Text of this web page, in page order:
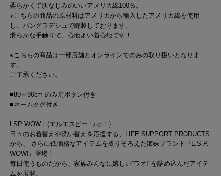
柔らかくて肌なじみのいいアメリカ綿100％。
※こちらの商品の原材料はアメリカから輸入したアメリカ綿を使用
し、バングラデシュで縫製しております。
滑らかな手触りで、心地よい着心地です！
※こちらの商品は一部店舗とオンラインでのみの取り扱いとなりま
す。
ご了承ください。
■80～90cm のみ肩ボタン付き
■ネームタグ付き
LSP WOW！(エルエスピー ワオ！)
日々のお着替えや洗い替えを応援する、LIFE SUPPORT PRODUCTS
から、 さらに低価格なアイテムを取りそろえた姉妹ブランド『L.S.P.
WOW!』登場！
毎日使うものだから、家族みんなに嬉しい”ワオ!"を詰め込んだアイテ
ムを展開。